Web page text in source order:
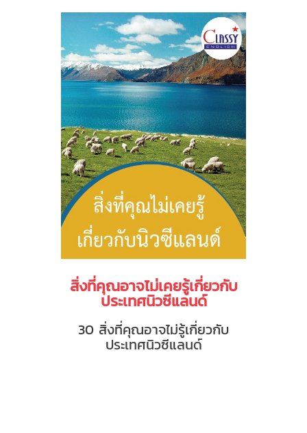
สิ่งที่คุณอาจไม่เคยรู้เกี่ยวกับ
ประเทศนิวซีแลนด์
30 สิ่งที่คุณอาจไม่รู้เกี่ยวกับ
ประเทศนิวซีแลนด์